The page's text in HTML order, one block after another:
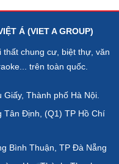
Á (VIET A GROUP)
thất chung cư, biệt thự, văn
trên toàn quốc.
Giấy, Thành phố Hà Nội.
Tân Định, (Q1) TP Hồ Chí
Bình Thuận, TP Đà Nẵng